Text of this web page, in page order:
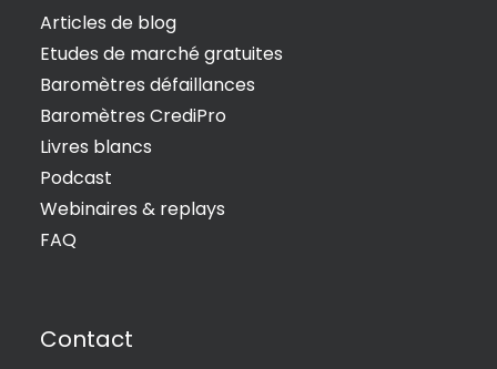
Articles de blog
Etudes de marché gratuites
Baromètres défaillances
Baromètres CrediPro
Livres blancs
Podcast
Webinaires & replays
FAQ
Contact